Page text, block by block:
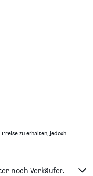
zu erhalten, jedoch
noch Verkäufer.